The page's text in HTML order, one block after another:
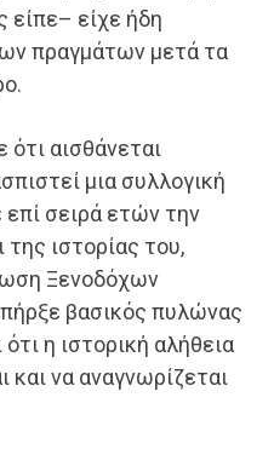
είχε ήδη
πραγμάτων μετά τα
ότι αισθάνεται
μια συλλογική
σειρά ετών την
ιστορίας του,
Ξενοδόχων
βασικός πυλώνας
η ιστορική αλήθεια
και να αναγνωρίζεται